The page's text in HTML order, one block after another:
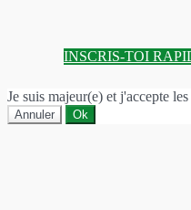
INSCRIS-TOI
Je suis majeur(e) et j'accepte
Annuler Ok